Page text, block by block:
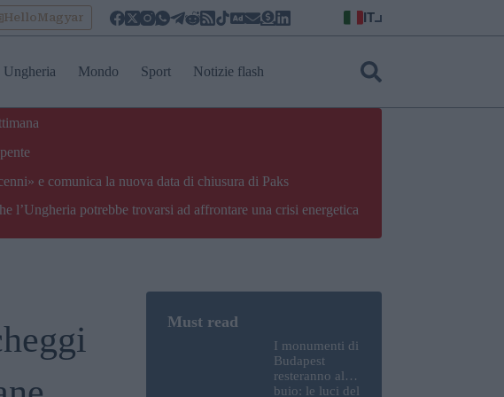
HelloMagyar IT
Ungheria Mondo Sport Notizie flash
e comunica la nuova data di chiusura di Paks
l’Ungheria potrebbe trovarsi ad affrontare una crisi energetica
I monumenti di
Budapest
resteranno al
buio: le luci del